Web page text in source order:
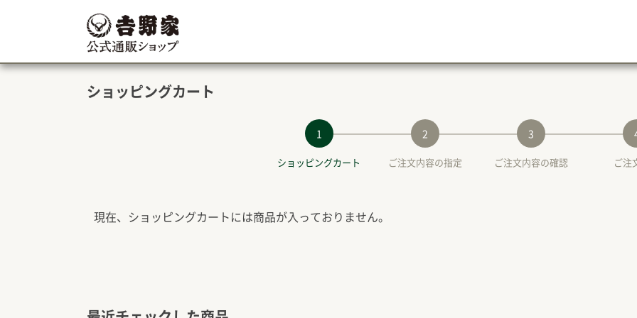
ショッピングカート
1
ショッピングカート
2
ご注文内容の指定
3
ご注文内容の確認 ご注
現在、ショッピングカートには商品が入っておりません。